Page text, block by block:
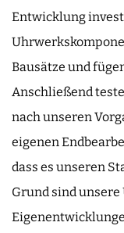
Entwicklung
Bausätze und
Anschließend
nach unseren
eigenen
dass es unseren
Grund sind